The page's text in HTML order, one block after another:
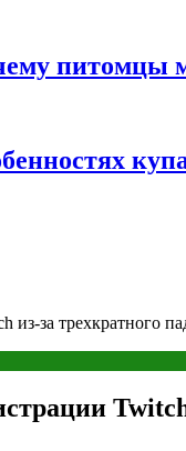
питомцы
за трехкратного